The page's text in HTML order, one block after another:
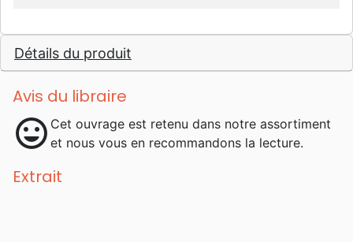
Détails du produit
Avis du libraire
mood Cet ouvrage est retenu dans notre assortiment
et nous vous en recommandons la lecture.
Extrait